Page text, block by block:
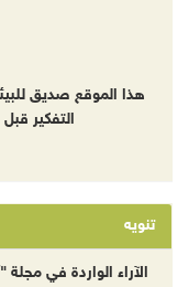
هذا الموقع صديق
التفكير
تنويه
الآراء الواردة في مجلة